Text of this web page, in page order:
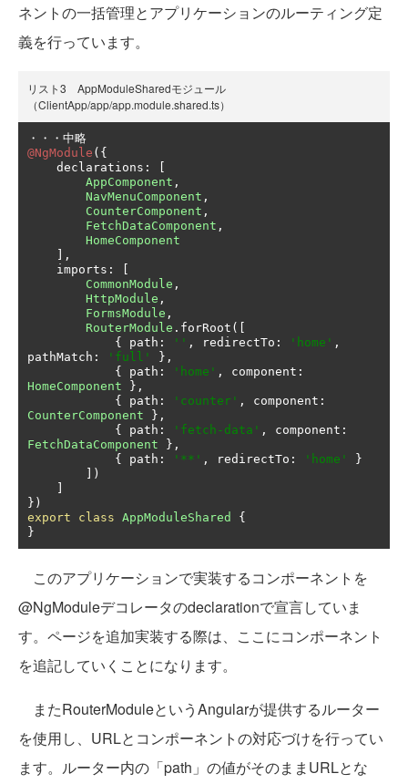
ネントの一括管理とアプリケーションのルーティング定
義を行っています。
リスト3 AppModuleSharedモジュール
（ClientApp/app/app.module.shared.ts）
・・・中略
@NgModule ({
    declarations
:
[
AppComponent ,
NavMenuComponent ,
CounterComponent ,
FetchDataComponent ,
HomeComponent
],
    imports
:
[
CommonModule ,
HttpModule ,
FormsModule ,
RouterModule . forRoot ([
{ path : '' , redirectTo : 'home' ,
pathMatch : 'full'
},
{ path : 'home' , component :
HomeComponent
},
{ path : 'counter' , component :
CounterComponent
},
{ path : 'fetch-data' , component :
FetchDataComponent
},
{ path : '**' , redirectTo : 'home'
}
])
]
})
export
class AppModuleShared
{
}
このアプリケーションで実装するコンポーネントを
@NgModuleデコレータのdeclarationで宣言していま
す。ページを追加実装する際は、ここにコンポーネント
を追記していくことになります。
またRouterModuleというAngularが提供するルーター
を使用し、URLとコンポーネントの対応づけを行ってい
ます。ルーター内の「path」の値がそのままURLとな